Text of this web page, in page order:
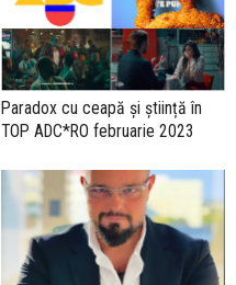
Paradox cu ceapă și știință în
TOP ADC*RO februarie 2023